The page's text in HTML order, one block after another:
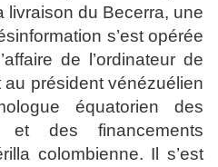
livraison du Becerra, une
s’est opérée
de l’ordinateur de
président vénézuélien
équatorien des
et des financements
colombienne. Il s’est